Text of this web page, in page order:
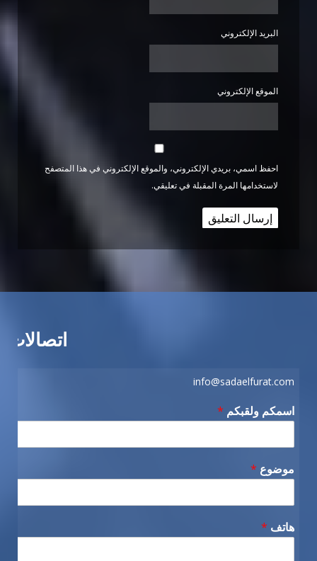
البريد الإلكتروني
الموقع الإلكتروني
احفظ اسمي، بريدي الإلكتروني، والموقع الإلكتروني في هذا المتصفح
لاستخدامها المرة المقبلة في تعليقي.
اتصالات
info@sadaelfurat.com
اسمكم ولقبكم *
موضوع *
هاتف *